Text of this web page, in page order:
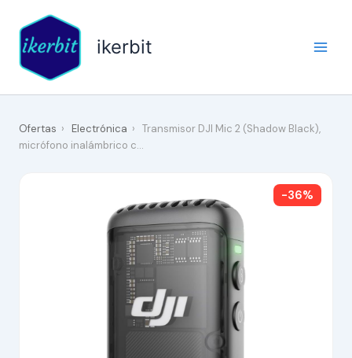
contenido
ikerbit
Ofertas › Electrónica › Transmisor DJI Mic 2 (Shadow Black),
micrófono inalámbrico c…
-36%